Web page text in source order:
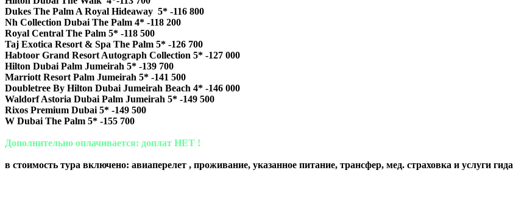
Dukes The Palm A Royal Hideaway 5* -116 800
Nh Collection Dubai The Palm 4* -118 200
Royal Central The Palm 5* -118 500
Taj Exotica Resort & Spa The Palm 5* -126 700
Habtoor Grand Resort Autograph Collection 5* -127 000
Hilton Dubai Palm Jumeirah 5* -139 700
Marriott Resort Palm Jumeirah 5* -141 500
Doubletree By Hilton Dubai Jumeirah Beach 4* -146 000
Waldorf Astoria Dubai Palm Jumeirah 5* -149 500
Rixos Premium Dubai 5* -149 500
W Dubai The Palm 5* -155 700
Дополнительно оплачивается: доплат НЕТ !
в стоимость тура включено: авиаперелет , проживание, указанное питание, трансфер, мед. страховка и услуги гида